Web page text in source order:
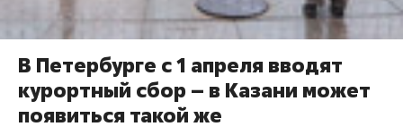
​В Петербурге с 1 апреля вводят
курортный сбор – в Казани может
появиться такой же